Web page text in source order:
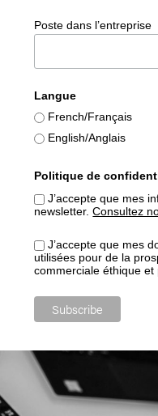
Poste dans l’entreprise
Langue
French/Français
English/Anglais
Politique de
J’accepte que mes
newsletter.Consultez
J’accepte que mes
utilisées pour de la
commerciale éthique et